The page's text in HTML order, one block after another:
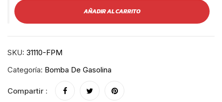
AÑADIR AL CARRITO
SKU: 31110-FPM
Categoría: Bomba De Gasolina
Compartir :